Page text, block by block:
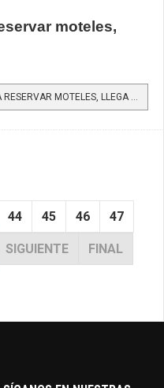
moteles,
44 45 46 47
SIGUIENTE FINAL